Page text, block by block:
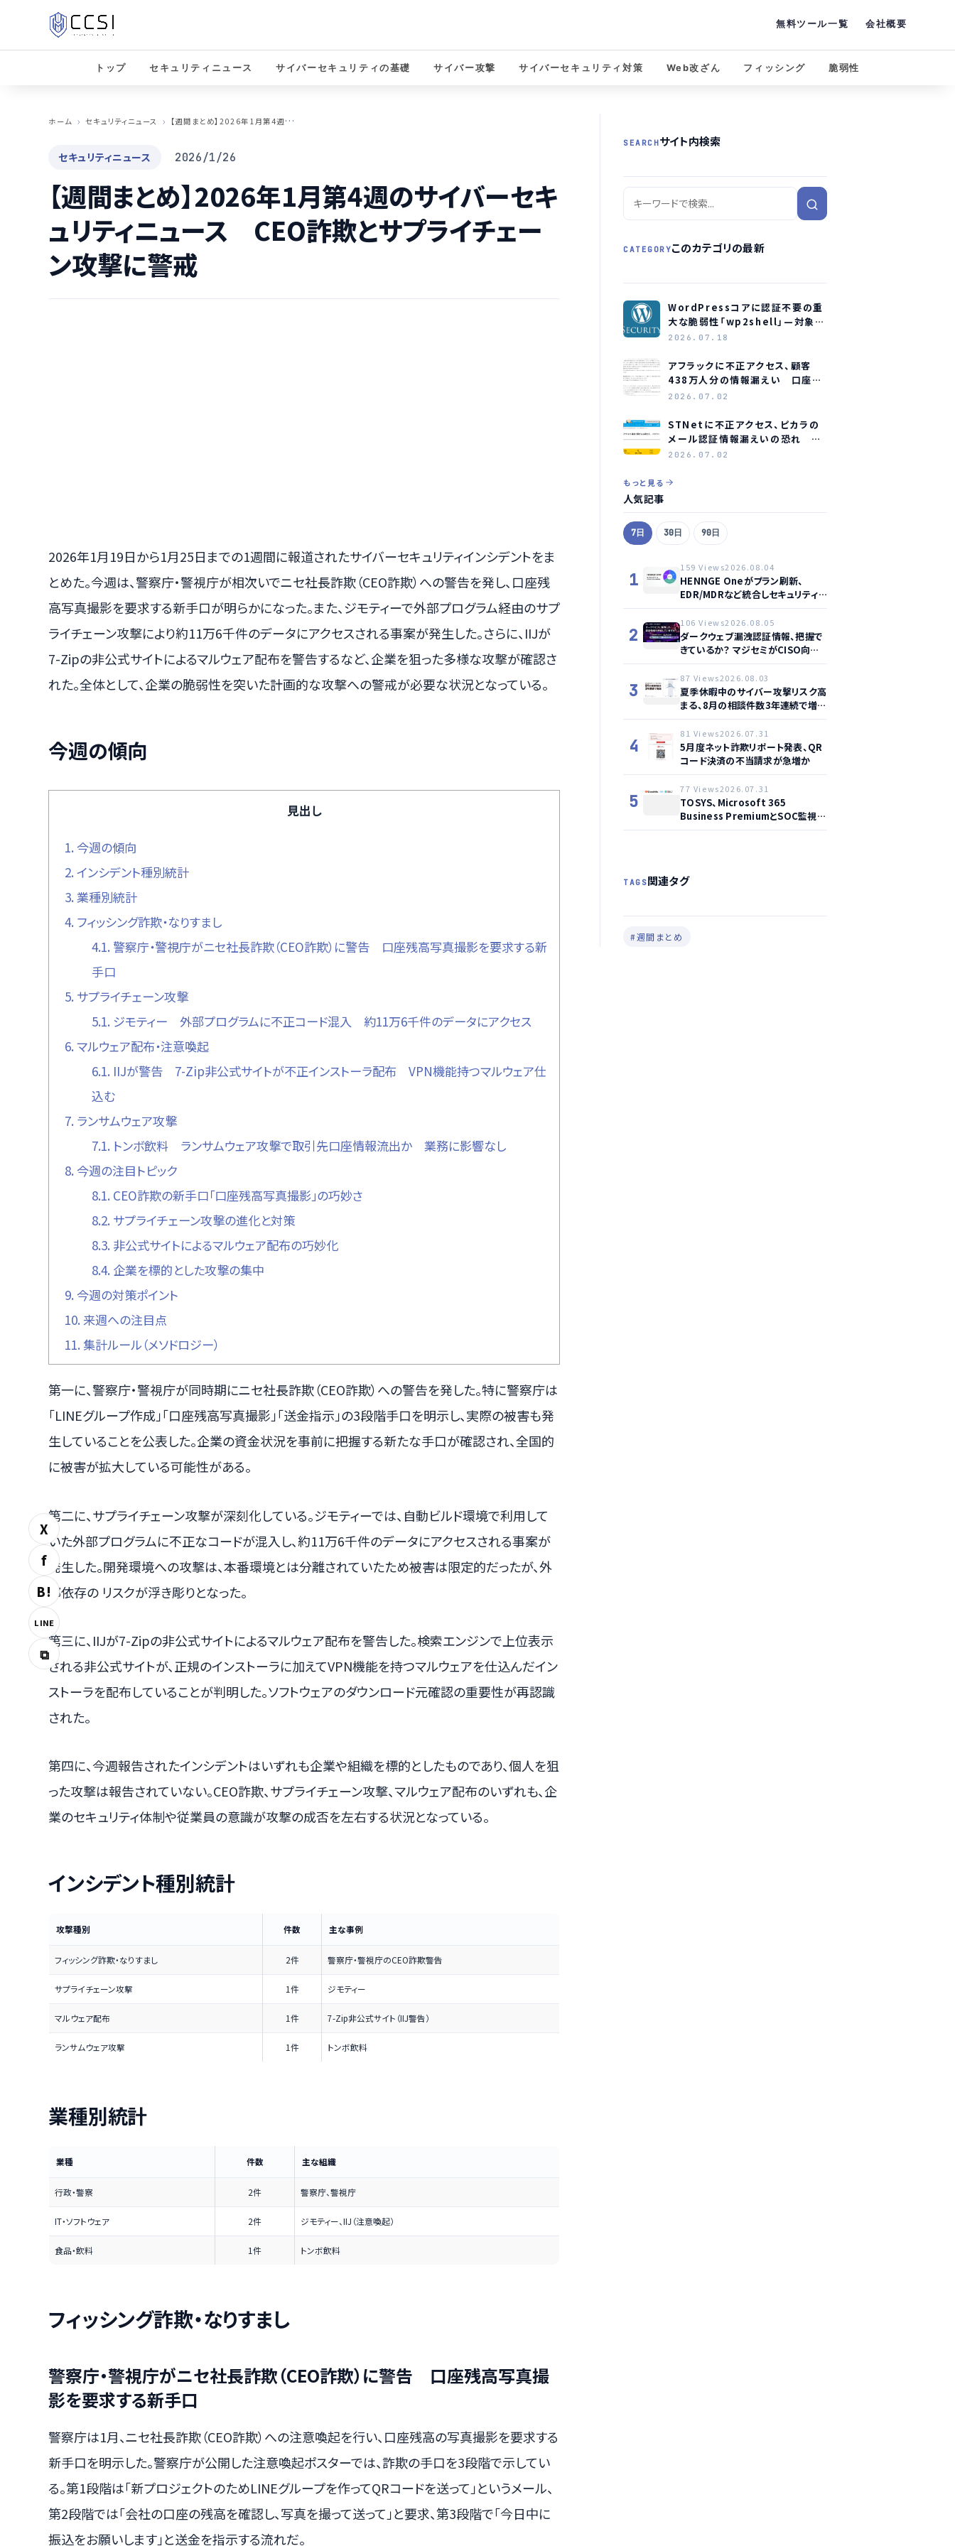
無料ツール一覧 会社概要
トップ セキュリティニュース サイバーセキュリティの基礎 サイバー攻撃 サイバーセキュリティ対策 Web改ざん フィッシング 脆弱性
ホーム
セキュリティニュース 【
週間まとめ】2026年1月第4週のサイバーセキュリティニュース CEO詐欺とサプライチェーン攻撃に警戒
X
f
B!
LINE
⧉
セキュリティニュース 2026/1/26
【週間まとめ】2026年1月第4週のサイバーセキ
ュリティニュース CEO詐欺とサプライチェー
ン攻撃に警戒
2026年1月19日から1月25日までの1週間に報道されたサイバーセキュリティインシデントをま
とめた。今週は、警察庁・警視庁が相次いでニセ社長詐欺（CEO詐欺）への警告を発し、口座残
高写真撮影を要求する新手口が明らかになった。また、ジモティーで外部プログラム経由のサプ
ライチェーン攻撃により約11万6千件のデータにアクセスされる事案が発生した。さらに、IIJが
7-Zipの非公式サイトによるマルウェア配布を警告するなど、企業を狙った多様な攻撃が確認さ
れた。全体として、企業の脆弱性を突いた計画的な攻撃への警戒が必要な状況となっている。
今週の傾向
見出し
1. 今週の傾向
2. インシデント種別統計
3. 業種別統計
4. フィッシング詐欺・なりすまし
4.1. 警察庁・警視庁がニセ社長詐欺（CEO詐欺）に警告 口座残高写真撮影を要求する新
手口
5. サプライチェーン攻撃
5.1. ジモティー 外部プログラムに不正コード混入 約11万6千件のデータにアクセス
6. マルウェア配布・注意喚起
6.1. IIJが警告 7-Zip非公式サイトが不正インストーラ配布 VPN機能持つマルウェア仕
込む
7. ランサムウェア攻撃
7.1. トンボ飲料 ランサムウェア攻撃で取引先口座情報流出か 業務に影響なし
8. 今週の注目トピック
8.1. CEO詐欺の新手口「口座残高写真撮影」の巧妙さ
8.2. サプライチェーン攻撃の進化と対策
8.3. 非公式サイトによるマルウェア配布の巧妙化
8.4. 企業を標的とした攻撃の集中
9. 今週の対策ポイント
10. 来週への注目点
11. 集計ルール（メソドロジー）
第一に、警察庁・警視庁が同時期にニセ社長詐欺（CEO詐欺）への警告を発した。特に警察庁は
「LINEグループ作成」「口座残高写真撮影」「送金指示」の3段階手口を明示し、実際の被害も発
生していることを公表した。企業の資金状況を事前に把握する新たな手口が確認され、全国的
に被害が拡大している可能性がある。
第二に、サプライチェーン攻撃が深刻化している。ジモティーでは、自動ビルド環境で利用して
いた外部プログラムに不正なコードが混入し、約11万6千件のデータにアクセスされる事案が
発生した。開発環境への攻撃は、本番環境とは分離されていたため被害は限定的だったが、外
部依存の リスクが浮き彫りとなった。
第三に、IIJが7-Zipの非公式サイトによるマルウェア配布を警告した。検索エンジンで上位表示
される非公式サイトが、正規のインストーラに加えてVPN機能を持つマルウェアを仕込んだイン
ストーラを配布していることが判明した。ソフトウェアのダウンロード元確認の重要性が再認識
された。
第四に、今週報告されたインシデントはいずれも企業や組織を標的としたものであり、個人を狙
った攻撃は報告されていない。CEO詐欺、サプライチェーン攻撃、マルウェア配布のいずれも、企
業のセキュリティ体制や従業員の意識が攻撃の成否を左右する状況となっている。
インシデント種別統計
攻撃種別 件数 主な事例
フィッシング詐欺・なりすまし 2件 警察庁・警視庁のCEO詐欺警告
サプライチェーン攻撃 1件 ジモティー
マルウェア配布 1件 7-Zip非公式サイト（IIJ警告）
ランサムウェア攻撃 1件 トンボ飲料
業種別統計
業種 件数 主な組織
行政・警察 2件 警察庁、警視庁
IT・ソフトウェア 2件 ジモティー、IIJ（注意喚起）
食品・飲料 1件 トンボ飲料
フィッシング詐欺・なりすまし
警察庁・警視庁がニセ社長詐欺（CEO詐欺）に警告 口座残高写真撮
影を要求する新手口
警察庁は1月、ニセ社長詐欺（CEO詐欺）への注意喚起を行い、口座残高の写真撮影を要求する
新手口を明示した。警察庁が公開した注意喚起ポスターでは、詐欺の手口を3段階で示してい
る。第1段階は「新プロジェクトのためLINEグループを作ってQRコードを送って」というメール、
第2段階では「会社の口座の残高を確認し、写真を撮って送って」と要求、第3段階で「今日中に
振込をお願いします」と送金を指示する流れだ。
SEARCHサイト内検索
CATEGORYこのカテゴリの最新
WordPressコアに認証不要の重
大な脆弱性「wp2shell」—対象バ
ージョンと緊急対応
2026.07.18
アフラックに不正アクセス、顧客
438万人分の情報漏えい 口座情
報含む顧客も約23万人分
2026.07.02
STNetに不正アクセス、ピカラの
メール認証情報漏えいの恐れ 全
利用者にパスワード変更を要請
2026.07.02
もっと見る
人気記事
7日 30日 90日
1
159 Views2026.08.04
HENNGE Oneがプラン刷新、
EDR/MDRなど統合しセキュリティ
強化へ
2
106 Views2026.08.05
ダークウェブ漏洩認証情報、把握で
きているか？ マジセミがCISO向け
ウェビナー開催へ
3
87 Views2026.08.03
夏季休暇中のサイバー攻撃リスク高
まる、8月の相談件数3年連続で増加
か
4
81 Views2026.07.31
5月度ネット詐欺リポート発表、QR
コード決済の不当請求が急増か
5
77 Views2026.07.31
TOSYS、Microsoft 365
Business PremiumとSOC監視を
統合した新サービス提供開始
TAGS関連タグ
#週間まとめ